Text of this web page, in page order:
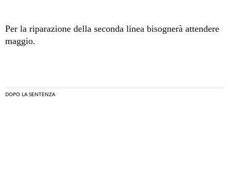
Per la riparazione della seconda linea bisognerà attendere
maggio.
DOPO LA SENTENZA